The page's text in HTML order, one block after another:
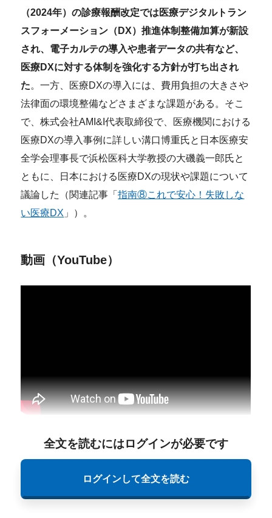
（2024年）の診療報酬改定では医療デジタルトラン
スフォーメーション（DX）推進体制整備加算が新設
され、電子カルテの導入や患者データの共有など、
医療DXに対する体制を強化する方針が打ち出され
た。一方、医療DXの導入には、費用負担の大きさや
法律面の環境整備などさまざまな課題がある。そこ
で、株式会社AMI&I代表取締役で、医療機関における
医療DXの導入事例に詳しい溝口博重氏と日本医療安
全学会理事長で浜松医科大学教授の大磯義一郎氏と
ともに、日本における医療DXの現状や課題について
議論した（関連記事「指南⑧これで安心！失敗しな
い医療DX 」）。
動画（YouTube）
全文を読むにはログインが必要です
ログインして全文を読む